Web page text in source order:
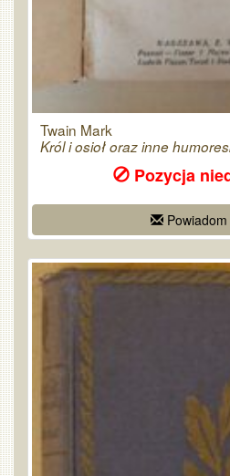
Twain Mark
Król i osioł oraz inne
Pozycja
Powiadom